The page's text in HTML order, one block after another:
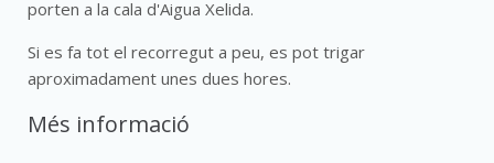
porten a la cala d'Aigua Xelida.
Si es fa tot el recorregut a peu, es pot trigar
aproximadament unes dues hores.
Més informació